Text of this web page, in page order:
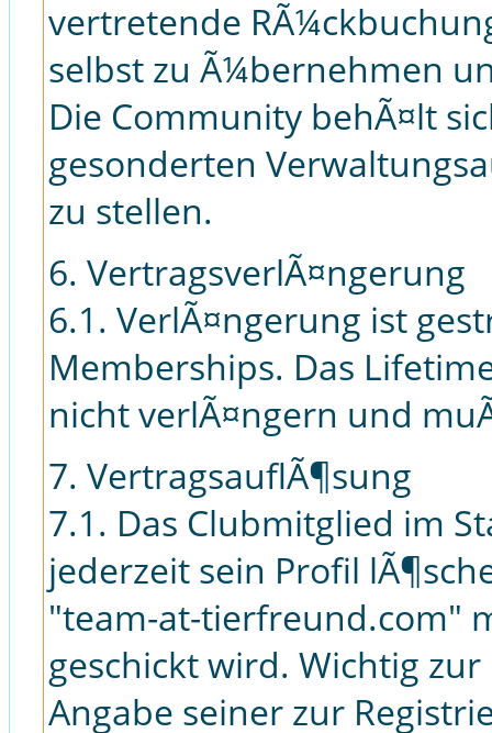
vertretende
selbst zu Ã¼bernehmen
Die Community behÃ¤lt
gesonderten
zu stellen.
6. VertragsverlÃ¤ngerung
6.1. VerlÃ¤ngerung ist
Memberships. Das
nicht verlÃ¤ngern und
7. VertragsauflÃ¶sung
7.1. Das Clubmitglied im
jederzeit sein Profil
"team-at-tierfreund.com"
geschickt wird. Wichtig
Angabe seiner zur